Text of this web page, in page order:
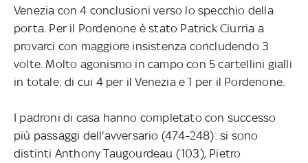
Venezia con 4 conclusioni verso lo specchio della
porta. Per il Pordenone è stato Patrick Ciurria a
provarci con maggiore insistenza concludendo 3
volte. Molto agonismo in campo con 5 cartellini gialli
in totale: di cui 4 per il Venezia e 1 per il Pordenone.
I padroni di casa hanno completato con successo
più passaggi dell'avversario (474-248): si sono
distinti Anthony Taugourdeau (103), Pietro